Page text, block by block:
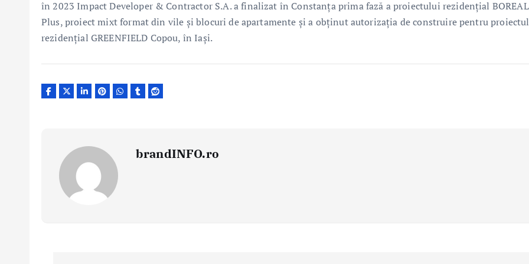
în 2023 Impact Developer & Contractor S.A. a finalizat în Constanța prima fază a proiectului rezidențial BOREAL
Plus, proiect mixt format din vile și blocuri de apartamente și a obținut autorizația de construire pentru proiectul
rezidențial GREENFIELD Copou, în Iași.
brandINFO.ro